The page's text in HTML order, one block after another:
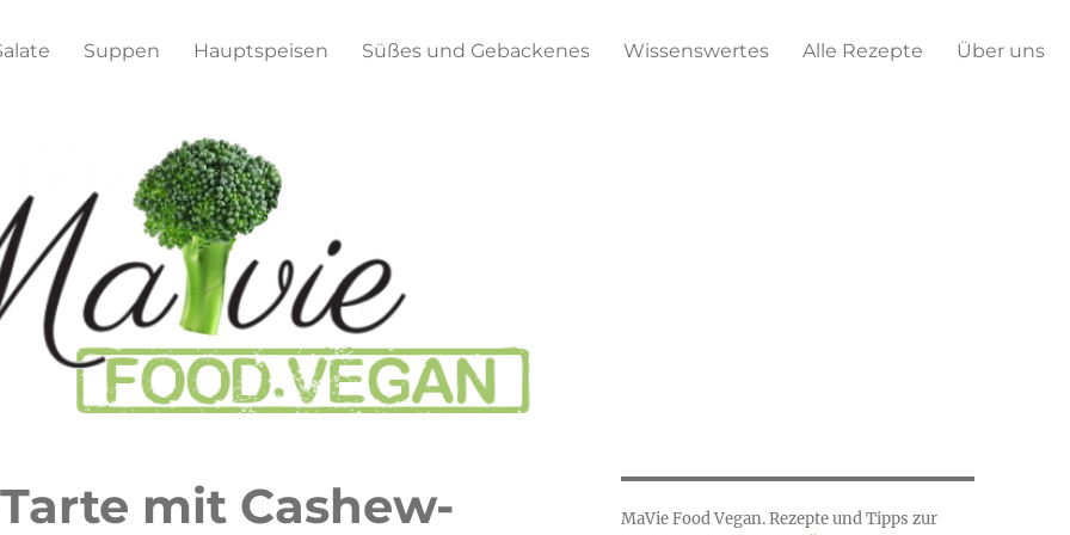
Suppen Hauptspeisen Süßes und Gebackenes Wissenswertes Alle Rezepte Über uns
mit Cashew-
MaVie Food Vegan. Rezepte und Tipps zur